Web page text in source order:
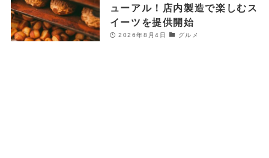
ューアル！店内製造で楽しむス
イーツを提供開始
2026年8月4日 グルメ